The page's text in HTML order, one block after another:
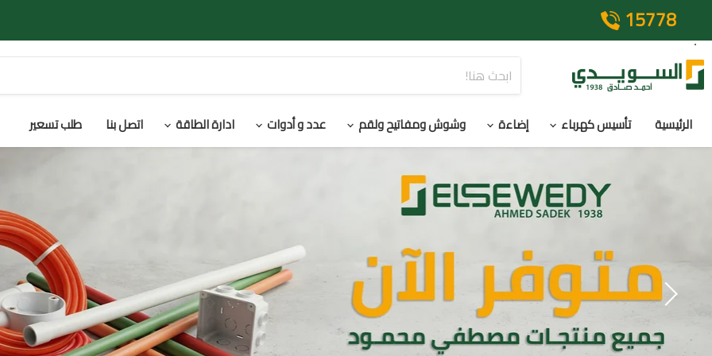
15778
الرئيسية تأسيس كهرباء إضاءة وشوش ومفاتيح ولقم عدد و أدوات ادارة الطاقة اتصل بنا طلب تسعير